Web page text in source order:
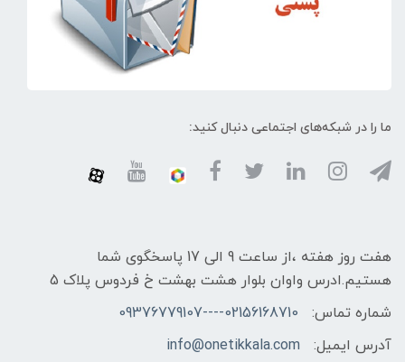
ما را در شبکه‌های اجتماعی دنبال کنید:
هفت روز هفته ،از ساعت 9 الی 17 پاسخگوی شما
هستیم.ادرس واوان بلوار هشت بهشت خ فردوس پلاک 5
شماره تماس:
02156168710----09376779107
آدرس ایمیل:
info@onetikkala.com